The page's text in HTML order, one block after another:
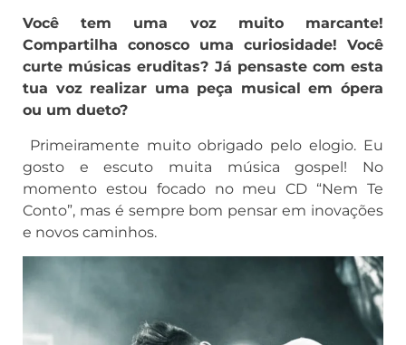
Você tem uma voz muito marcante!
Compartilha conosco uma curiosidade! Você
curte músicas eruditas? Já pensaste com esta
tua voz realizar uma peça musical em ópera
ou um dueto?
Primeiramente muito obrigado pelo elogio. Eu
gosto e escuto muita música gospel! No
momento estou focado no meu CD “Nem Te
Conto”, mas é sempre bom pensar em inovações
e novos caminhos.